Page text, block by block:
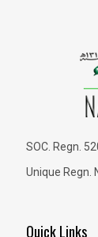
SOC. Regn.
Unique Regn.
Quick Links